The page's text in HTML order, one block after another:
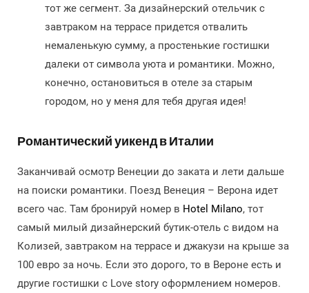
тот же сегмент. За дизайнерский отельчик с
завтраком на террасе придется отвалить
немаленькую сумму, а простенькие гостишки
далеки от символа уюта и романтики. Можно,
конечно, остановиться в отеле за старым
городом, но у меня для тебя другая идея!
Романтический уикенд в Италии
Заканчивай осмотр Венеции до заката и лети дальше
на поиски романтики. Поезд Венеция – Верона идет
всего час. Там бронируй номер в Hotel Milano, тот
самый милый дизайнерский бутик-отель с видом на
Колизей, завтраком на террасе и джакузи на крыше за
100 евро за ночь. Если это дорого, то в Вероне есть и
другие гостишки с Love story оформлением номеров.